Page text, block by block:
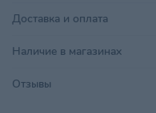
Страна происхождения
Тип питомца
Доставка и оплата
Наличие в магазинах
Отзывы